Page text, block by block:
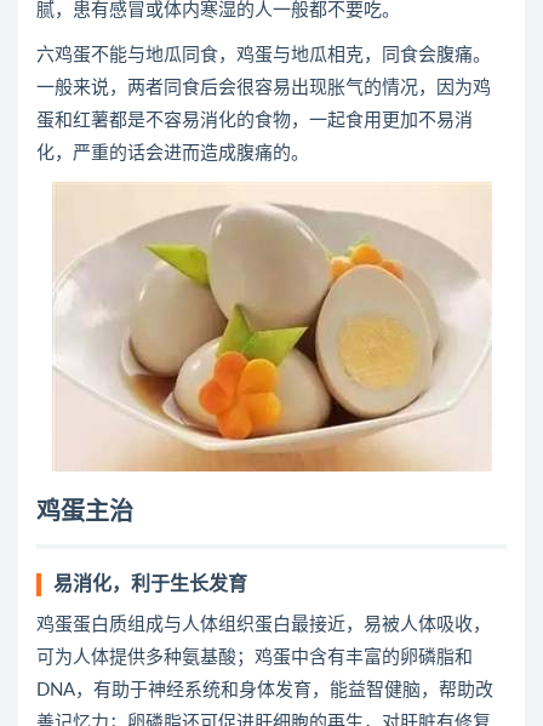
腻，患有感冒或体内寒湿的人一般都不要吃。
六鸡蛋不能与地瓜同食，鸡蛋与地瓜相克，同食会腹痛。
一般来说，两者同食后会很容易出现胀气的情况，因为鸡
蛋和红薯都是不容易消化的食物，一起食用更加不易消
化，严重的话会进而造成腹痛的。
鸡蛋主治
易消化，利于生长发育
鸡蛋蛋白质组成与人体组织蛋白最接近，易被人体吸收，
可为人体提供多种氨基酸；鸡蛋中含有丰富的卵磷脂和
DNA，有助于神经系统和身体发育，能益智健脑，帮助改